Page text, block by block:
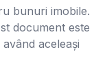
bunuri imobile.
document este
aceleași